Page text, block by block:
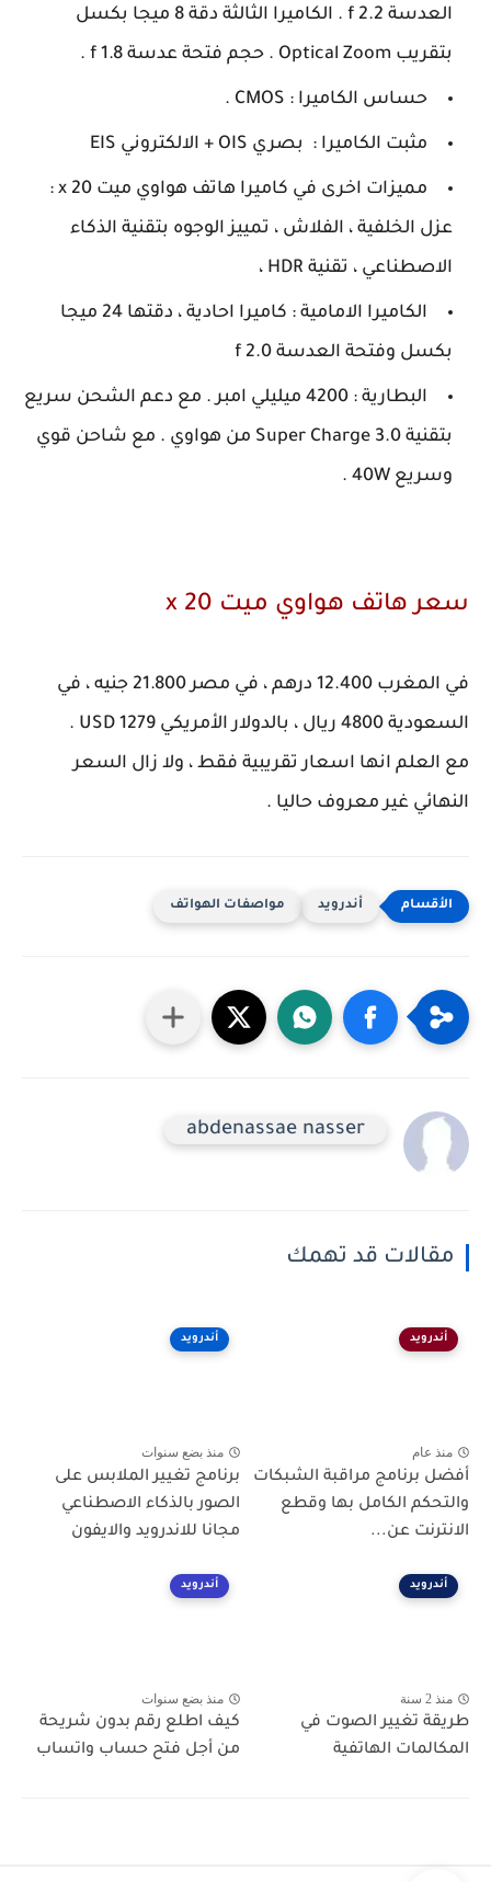
العدسة 2.2 f . الكاميرا الثالثة دقة 8 ميجا بكسل
بتقريب Optical Zoom . حجم فتحة عدسة 1.8 f .
حساس الكاميرا : CMOS .
مثبت الكاميرا : بصري OIS + الالكتروني EIS
مميزات اخرى في كاميرا هاتف هواوي ميت 20 x :
عزل الخلفية ، الفلاش ، تمييز الوجوه بتقنية الذكاء
الاصطناعي ، تقنية HDR ،
الكاميرا الامامية : كاميرا احادية ، دقتها 24 ميجا
بكسل وفتحة العدسة 2.0 f
البطارية : 4200 ميليلي امبر . مع دعم الشحن سريع
بتقنية Super Charge 3.0 من هواوي . مع شاحن قوي
وسريع 40W .
سعر هاتف هواوي ميت 20 x
في المغرب 12.400 درهم ، في مصر 21.800 جنيه ، في
السعودية 4800 ريال ، بالدولار الأمريكي 1279 USD .
مع العلم انها اسعار تقريبية فقط ، ولا زال السعر
النهائي غير معروف حاليا .
أندرويد مواصفات الهواتف
abdenassae nasser
مقالات قد تهمك
أندرويد
منذ عام
أفضل برنامج مراقبة الشبكات
والتحكم الكامل بها وقطع
الانترنت عن...
أندرويد
منذ بضع سنوات
برنامج تغيير الملابس على
الصور بالذكاء الاصطناعي
مجانا للاندرويد والايفون
أندرويد
منذ 2 سنة
طريقة تغيير الصوت في
المكالمات الهاتفية
أندرويد
منذ بضع سنوات
كيف اطلع رقم بدون شريحة
من أجل فتح حساب واتساب